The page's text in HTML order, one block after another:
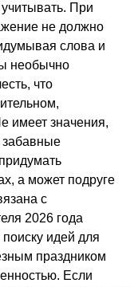
При
не должно
слова и
необычно
что
имеет значения,
а может подруге
с
2026 года
идей для
праздником
Если